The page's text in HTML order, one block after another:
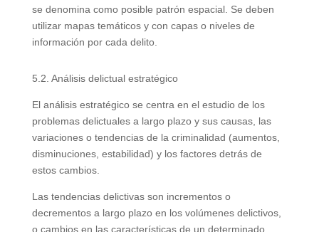
se denomina como posible patrón espacial. Se deben
utilizar mapas temáticos y con capas o niveles de
información por cada delito.
5.2. Análisis delictual estratégico
El análisis estratégico se centra en el estudio de los
problemas delictuales a largo plazo y sus causas, las
variaciones o tendencias de la criminalidad (aumentos,
disminuciones, estabilidad) y los factores detrás de
estos cambios.
Las tendencias delictivas son incrementos o
decrementos a largo plazo en los volúmenes delictivos,
o cambios en las características de un determinado